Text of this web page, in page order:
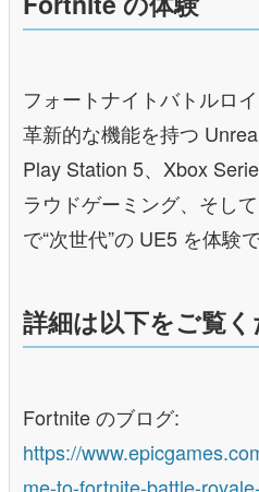
フォートナイトバトルロ
⾰新的な機能を持つ
Play Station 5、Xbox
ラウドゲーミング、そし
で“次世代”の UE5 を体験
詳細は以下をご覧
Fortnite のブログ:
https://
me-to-fortnite-battle-